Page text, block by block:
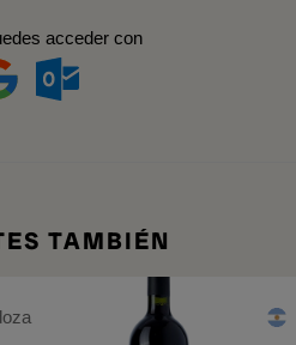
acceder con
TAMBIÉN